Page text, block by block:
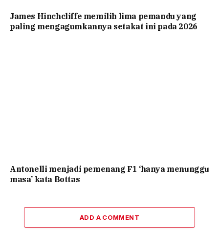
James Hinchcliffe memilih lima pemandu yang
paling mengagumkannya setakat ini pada 2026
Antonelli menjadi pemenang F1 ‘hanya menunggu
masa’ kata Bottas
ADD A COMMENT